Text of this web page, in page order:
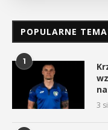
POPULARNE
1
3